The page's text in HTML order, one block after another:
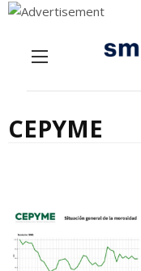
CEPYME